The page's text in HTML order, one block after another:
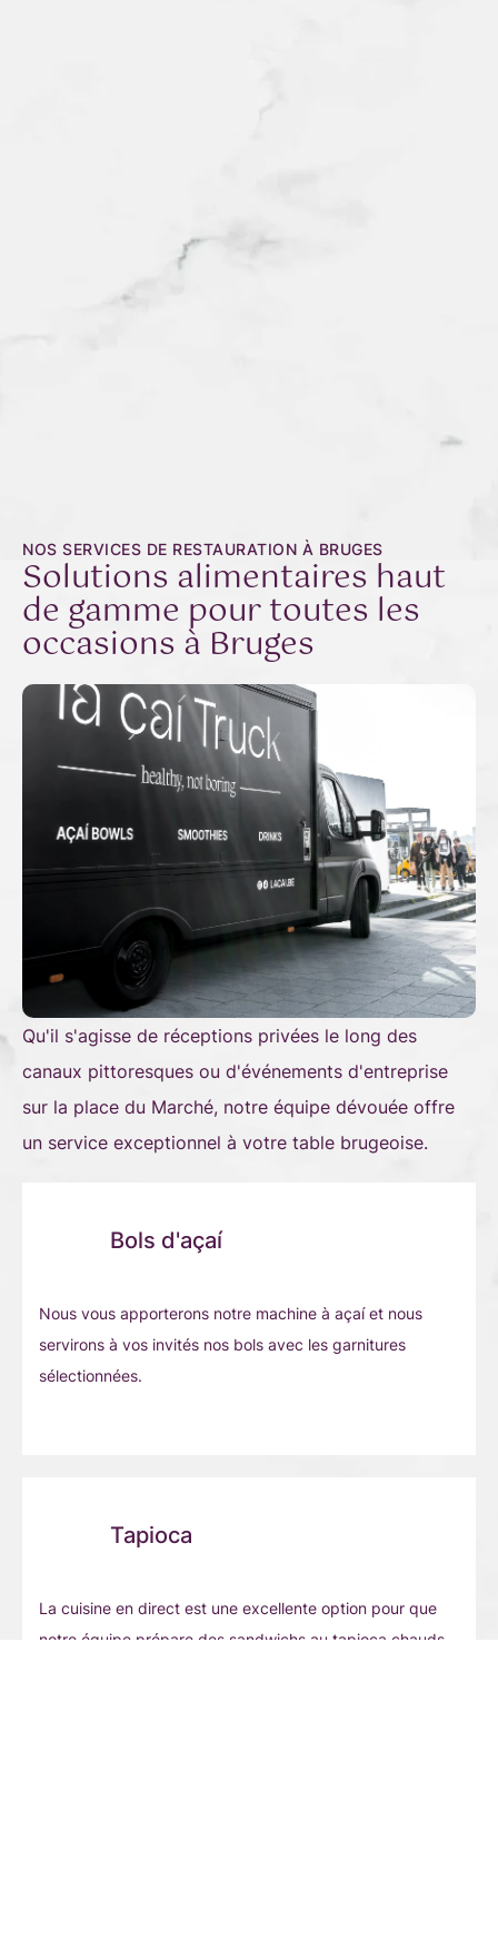
NOS SERVICES DE RESTAURATION À BRUGES
Solutions alimentaires haut
de gamme pour toutes les
occasions à Bruges
Qu'il s'agisse de réceptions privées le long des
canaux pittoresques ou d'événements d'entreprise
sur la place du Marché, notre équipe dévouée offre
un service exceptionnel à votre table brugeoise.
Bols d'açaí
Nous vous apporterons notre machine à açaí et nous
servirons à vos invités nos bols avec les garnitures
sélectionnées.
Tapioca
La cuisine en direct est une excellente option pour que
notre équipe prépare des sandwichs au tapioca chauds